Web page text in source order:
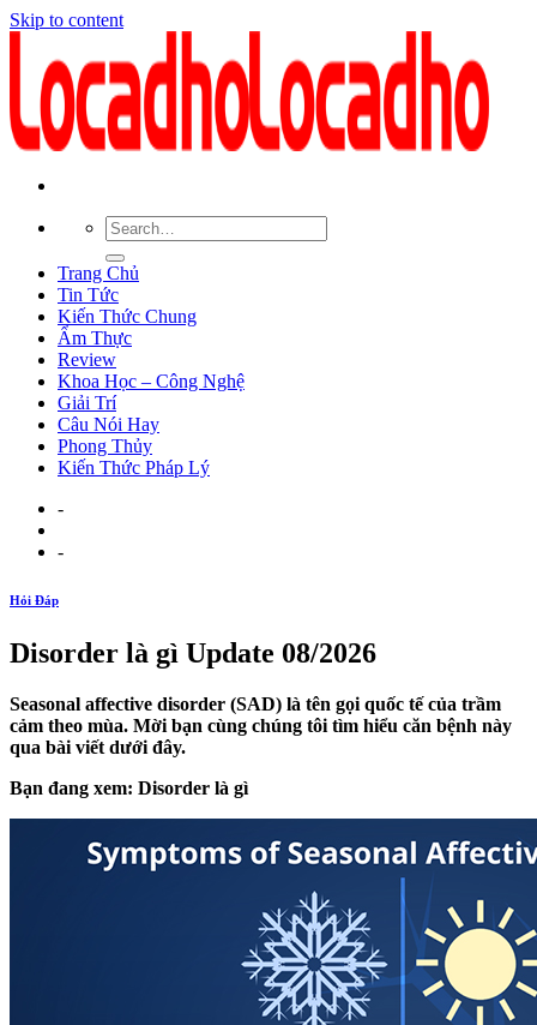
Skip to content
Trang Chủ
Tin Tức
Kiến Thức Chung
Ẩm Thực
Review
Khoa Học – Công Nghệ
Giải Trí
Câu Nói Hay
Phong Thủy
Kiến Thức Pháp Lý
-
-
Hỏi Đáp
Disorder là gì Update 08/2026
Seasonal affective disorder (SAD) là tên gọi quốc tế của trầm
cảm theo mùa. Mời bạn cùng chúng tôi tìm hiểu căn bệnh này
qua bài viết dưới đây.
Bạn đang xem: Disorder là gì